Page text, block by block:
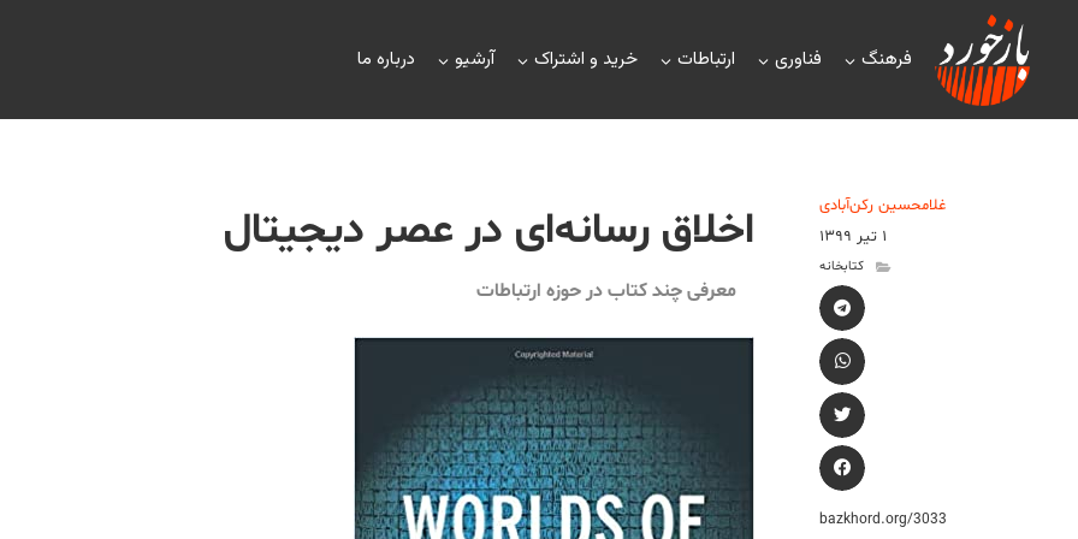
فرهنگ فناوری ارتباطات خرید و اشتراک آرشیو درباره ما
غلامحسین رکن‌آبادی
۱ تیر ۱۳۹۹
کتابخانه
bazkhord.org/3033
اخلاق رسانه‌ای در عصر دیجیتال
معرفی چند کتاب در حوزه ارتباطات